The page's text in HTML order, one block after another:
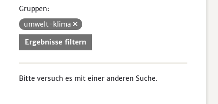
Gruppen:
umwelt-klima
Ergebnisse filtern
Bitte versuch es mit einer anderen Suche.